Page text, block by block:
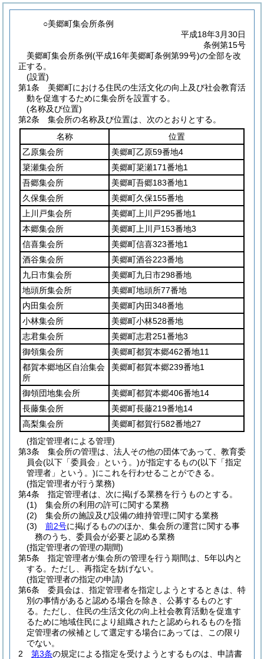
○美郷町集会所条例
平成18年3月30日
条例第15号
美郷町集会所条例(平成16年美郷町条例第99号)の全部を改
正する。
(設置)
第1条
美郷町における住民の生活文化の向上及び社会教育活
動を促進するために集会所を設置する。
(名称及び位置)
第2条
集会所の名称及び位置は、次のとおりとする。
名称
位置
乙原集会所
美郷町乙原59番地4
簗瀬集会所
美郷町簗瀬171番地1
吾郷集会所
美郷町吾郷183番地1
久保集会所
美郷町久保155番地
上川戸集会所
美郷町上川戸295番地1
本郷集会所
美郷町上川戸153番地3
信喜集会所
美郷町信喜323番地1
酒谷集会所
美郷町酒谷223番地
九日市集会所
美郷町九日市298番地
地頭所集会所
美郷町地頭所77番地
内田集会所
美郷町内田348番地
小林集会所
美郷町小林528番地
志君集会所
美郷町志君251番地3
御領集会所
美郷町都賀本郷462番地11
都賀本郷地区自治集会
所
美郷町都賀本郷239番地1
御領団地集会所
美郷町都賀本郷406番地14
長藤集会所
美郷町長藤219番地14
高梨集会所
美郷町都賀行582番地27
(指定管理者による管理)
第3条
集会所の管理は、法人その他の団体であって、教育委
員会(以下「委員会」という。)が指定するもの(以下「指定
管理者」という。)にこれを行わせることができる。
(指定管理者が行う業務)
第4条
指定管理者は、次に掲げる業務を行うものとする。
(1)
集会所の利用の許可に関する業務
(2)
集会所の施設及び設備の維持管理に関する業務
(3)
前2号に掲げるもののほか、集会所の運営に関する事
務のうち、委員会が必要と認める業務
(指定管理者の管理の期間)
第5条
指定管理者が集会所の管理を行う期間は、5年以内と
する。 ただし、再指定を妨げない。
(指定管理者の指定の申請)
第6条
委員会は、指定管理者を指定しようとするときは、特
別の事情があると認める場合を除き、公募するものとす
る。 ただし、住民の生活文化の向上社会教育活動を促進す
るために地域住民により組織されたと認められるものを指
定管理者の候補として選定する場合にあっては、この限り
でない。
2
第3条の規定による指定を受けようとするものは、申請書